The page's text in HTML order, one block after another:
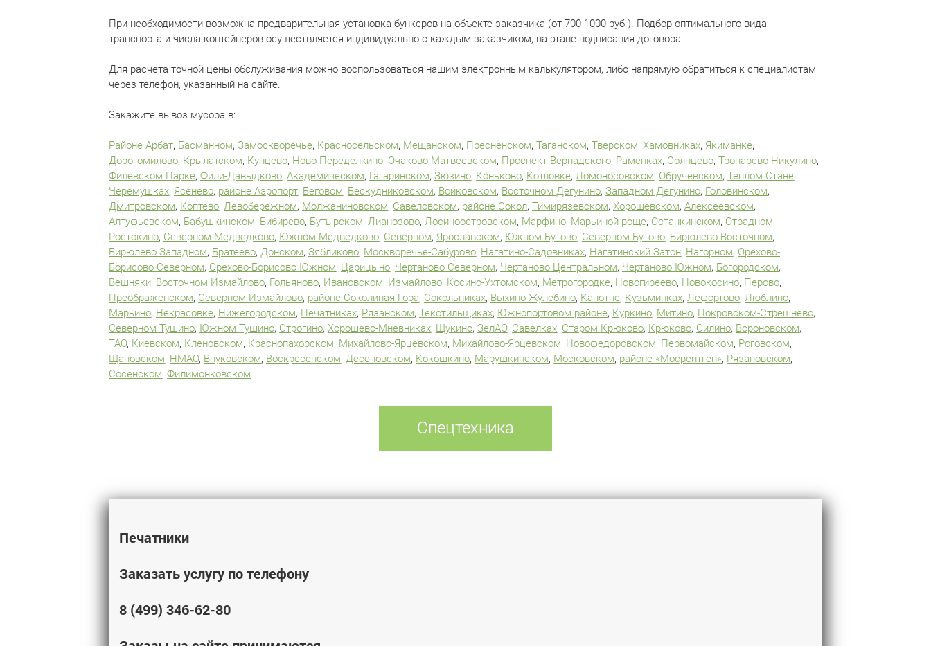
При необходимости возможна предварительная установка бункеров на объекте заказчика (от 700-1000 руб.). Подбор оптимального вида
транспорта и числа контейнеров осуществляется индивидуально с каждым заказчиком, на этапе подписания договора.
Для расчета точной цены обслуживания можно воспользоваться нашим электронным калькулятором, либо напрямую обратиться к специалистам
через телефон, указанный на сайте.
Закажите вывоз мусора в:
Районе Арбат, Басманном, Замоскворечье, Красносельском, Мещанском, Пресненском, Таганском, Тверском, Хамовниках, Якиманке,
Дорогомилово, Крылатском, Кунцево, Ново-Переделкино, Очаково-Матвеевском, Проспект Вернадского, Раменках, Солнцево, Тропарево-Никулино,
Филевском Парке, Фили-Давыдково, Академическом, Гагаринском, Зюзино, Коньково, Котловке, Ломоносовском, Обручевском, Теплом Стане,
Черемушках, Ясенево, районе Аэропорт, Беговом, Бескудниковском, Войковском, Восточном Дегунино, Западном Дегунино, Головинском,
Дмитровском, Коптево, Левобережном, Молжаниновском, Савеловском, районе Сокол, Тимирязевском, Хорошевском, Алексеевском,
Алтуфьевском, Бабушкинском, Бибирево, Бутырском, Лианозово, Лосиноостровском, Марфино, Марьиной роще, Останкинском, Отрадном,
Ростокино, Северном Медведково, Южном Медведково, Северном, Ярославском, Южном Бутово, Северном Бутово, Бирюлево Восточном,
Бирюлево Западном, Братеево, Донском, Зябликово, Москворечье-Сабурово, Нагатино-Садовниках, Нагатинский Затон, Нагорном, Орехово-
Борисово Северном, Орехово-Борисово Южном, Царицыно, Чертаново Северном, Чертаново Центральном, Чертаново Южном, Богородском,
Вешняки, Восточном Измайлово, Гольяново, Ивановском, Измайлово, Косино-Ухтомском, Метрогородке, Новогиреево, Новокосино, Перово,
Преображенском, Северном Измайлово, районе Соколиная Гора, Сокольниках, Выхино-Жулебино, Капотне, Кузьминках, Лефортово, Люблино,
Марьино, Некрасовке, Нижегородском, Печатниках, Рязанском, Текстильщиках, Южнопортовом районе, Куркино, Митино, Покровском-Стрешнево,
Северном Тушино, Южном Тушино, Строгино, Хорошево-Мневниках, Щукино, ЗелАО, Савелках, Старом Крюково, Крюково, Силино, Вороновском,
ТАО, Киевском, Кленовском, Краснопахорском, Михайлово-Ярцевском, Михайлово-Ярцевском, Новофедоровском, Первомайском, Роговском,
Щаповском, НМАО, Внуковском, Воскресенском, Десеновском, Кокошкино, Марушкинском, Московском, районе «Мосрентген», Рязановском,
Сосенском, Филимонковском
Спецтехника
Печатники
Заказать услугу по телефону
8 (499) 346-62-80